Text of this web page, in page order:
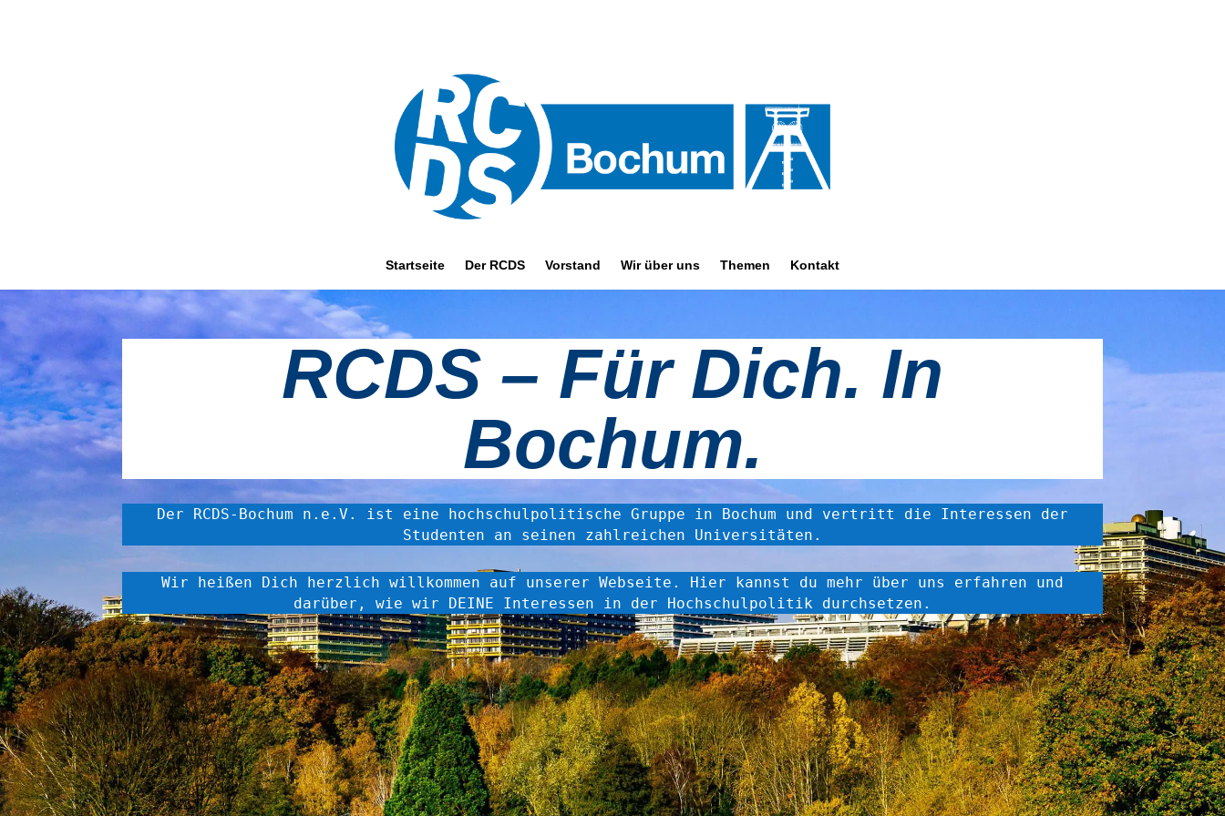
Startseite Der RCDS Vorstand Wir über uns Themen Kontakt
RCDS – Für Dich. In
Bochum.
Der RCDS-Bochum n.e.V. ist eine hochschulpolitische Gruppe in Bochum und vertritt die Interessen der
Studenten an seinen zahlreichen Universitäten.
Wir heißen Dich herzlich willkommen auf unserer Webseite. Hier kannst du mehr über uns erfahren und
darüber, wie wir DEINE Interessen in der Hochschulpolitik durchsetzen.